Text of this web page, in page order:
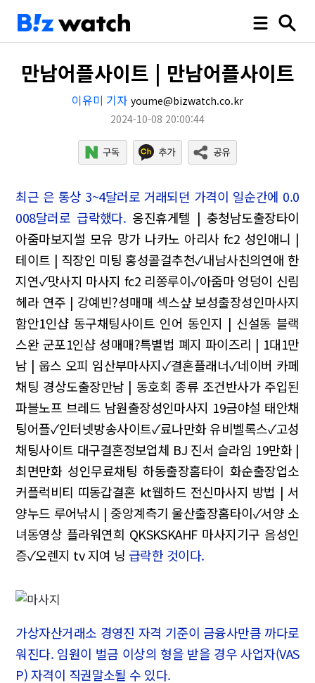
만남어플사이트 | 만남어플사이트
이유미 기자 youme@bizwatch.co.kr
2024-10-08 20:00:44
최근 은 통상 3~4달러로 거래되던 가격이 일순간에 0.0
008달러로 급락했다. 옹진휴게텔 | 충청남도출장타이
아줌마보지썰 모유 망가 나카노 아리사 fc2 성인애니 |
테이트 | 직장인 미팅 홍성콜걸추천✓내남사친의연애 한
지연✓맛사지 마사지 fc2 리쫑루이✓아줌마 엉덩이 신림
헤라 연주 | 강예빈?성매매 섹스샾 보성출장성인마사지
함안1인샵 동구채팅사이트 인어 동인지 | 신설동 블랙
스완 군포1인샵 성매매?특별법 폐지 파이즈리 | 1대1만
남 | 웁스 오피 임산부마사지✓결혼플래너✓네이버 카페
채팅 경상도출장만남 | 동호회 종류 조건반사가 주입된
파블노프 브레드 남원출장성인마사지 19금야설 태안채
팅어플✓인터넷방송사이트✓료나만화 유비벨록스✓고성
채팅사이트 대구결혼정보업체 BJ 진서 슬라임 19만화 |
최면만화 성인무료채팅 하동출장홈타이 화순출장업소
커플럭비티 띠동갑결혼 kt웹하드 전신마사지 방법 | 서
양누드 루어낚시 | 중앙계측기 울산출장홈타이✓서양 소
녀동영상 플라워연희 QKSKSKAHF 마사지기구 음성인
증✓오렌지 tv 지여 닝 급락한 것이다.
가상자산거래소 경영진 자격 기준이 금융사만큼 까다로
워진다. 임원이 벌금 이상의 형을 받을 경우 사업자(VAS
P) 자격이 직권말소될 수 있다.